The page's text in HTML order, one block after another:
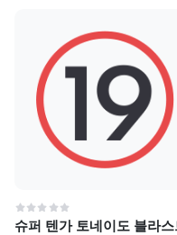
슈퍼 텐가 토네이도 블라